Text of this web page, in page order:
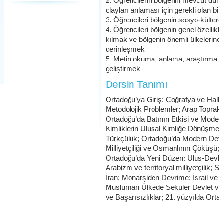
olayları anlaması için gerekli olan
3. Öğrencileri bölgenin sosyo-
4. Öğrencileri bölgenin genel
kılmak ve bölgenin önemli
derinleşmek
5. Metin okuma, anlama,
geliştirmek
Dersin Tanımı
Ortadoğu’ya Giriş: Coğrafya ve
Metodolojik Problemler; Arap
Ortadoğu’da Batının Etkisi ve
Kimliklerin Ulusal Kimliğe
Türkçülük; Ortadoğu’da Modern
Milliyetçiliği ve Osmanlının
Ortadoğu’da Yeni Düzen: Ulus-
Arabizm ve territoryal milliyetçilik;
İran: Monarşiden Devrime; İsrail
Müslüman Ülkede Seküler Devlet
ve Başarısızlıklar; 21. yüzyılda